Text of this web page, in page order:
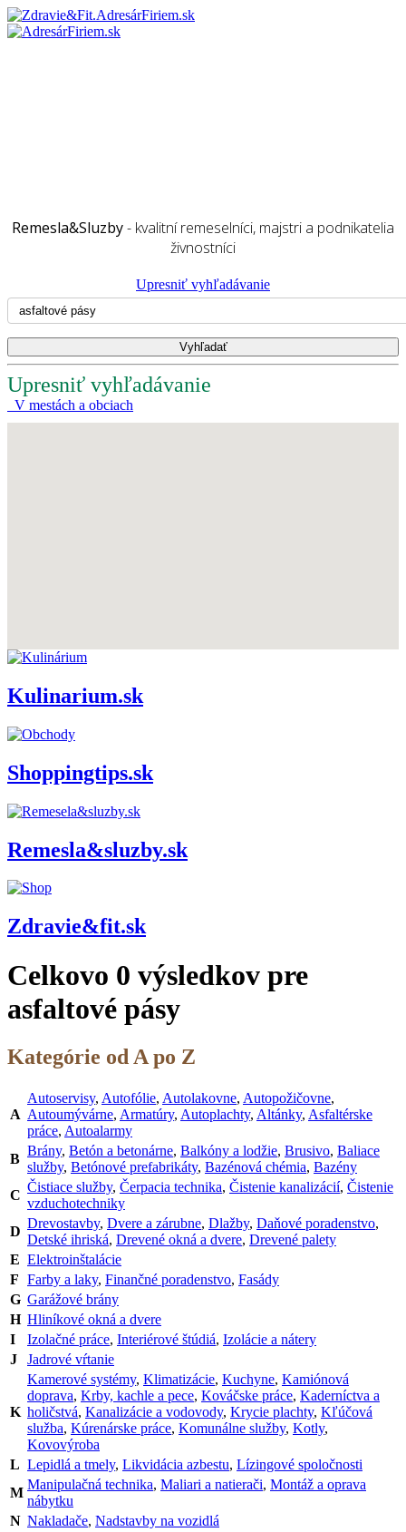
Remesla&Sluzby- kvalitní remeselníci, majstri a podnikatelia
živnostníci
Upresniť vyhľadávanie
Upresniť vyhľadávanie
V mestách a obciach
Kulinarium.sk
Shoppingtips.sk
Remesla&sluzby.sk
Zdravie&fit.sk
Celkovo 0 výsledkov pre
asfaltové pásy
Kategórie od A po Z
A
Autoservisy, Autofólie, Autolakovne, Autopožičovne,
Autoumývárne, Armatúry, Autoplachty, Altánky, Asfaltérske
práce, Autoalarmy
B
Brány, Betón a betonárne, Balkóny a lodžie, Brusivo, Baliace
služby, Betónové prefabrikáty, Bazénová chémia, Bazény
C
Čistiace služby, Čerpacia technika, Čistenie kanalizácií, Čistenie
vzduchotechniky
D
Drevostavby, Dvere a zárubne, Dlažby, Daňové poradenstvo,
Detské ihriská, Drevené okná a dvere, Drevené palety
E Elektroinštalácie
F Farby a laky, Finančné poradenstvo, Fasády
G Garážové brány
H Hliníkové okná a dvere
I
Izolačné práce, Interiérové štúdiá, Izolácie a nátery
J
Jadrové vŕtanie
K
Kamerové systémy, Klimatizácie, Kuchyne, Kamiónová
doprava, Krby, kachle a pece, Kováčske práce, Kaderníctva a
holičstvá, Kanalizácie a vodovody, Krycie plachty, Kľúčová
služba, Kúrenárske práce, Komunálne služby, Kotly,
Kovovýroba
L Lepidlá a tmely, Likvidácia azbestu, Lízingové spoločnosti
M
Manipulačná technika, Maliari a natierači, Montáž a oprava
nábytku
N Nakladače, Nadstavby na vozidlá